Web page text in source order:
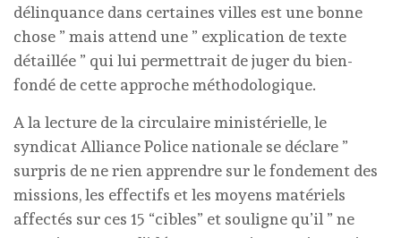
délinquance dans certaines villes est une bonne
chose ” mais attend une ” explication de texte
détaillée ” qui lui permettrait de juger du bien-
fondé de cette approche méthodologique.
A la lecture de la circulaire ministérielle, le
syndicat Alliance Police nationale se déclare ”
surpris de ne rien apprendre sur le fondement des
missions, les effectifs et les moyens matériels
affectés sur ces 15 “cibles” et souligne qu’il ” ne